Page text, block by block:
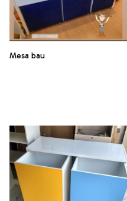
Mesa bau